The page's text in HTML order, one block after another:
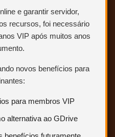
e garantir servidor,
recursos, foi necessário
VIP após muitos anos
novos benefícios para
para membros VIP
alternativa ao GDrive
GDRIVE,
1fichier.